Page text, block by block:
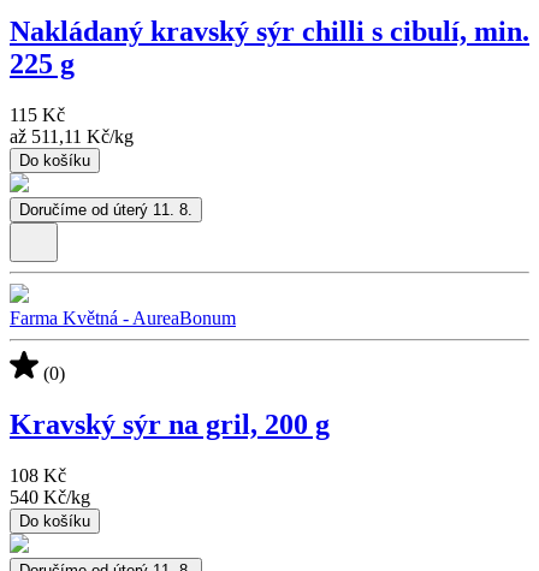
Nakládaný kravský sýr chilli s cibulí, min.
225 g
115 Kč
až 511,11 Kč/kg
Do košíku
Doručíme od úterý 11. 8.
Farma Květná - AureaBonum
(0)
Kravský sýr na gril, 200 g
108 Kč
540 Kč/kg
Do košíku